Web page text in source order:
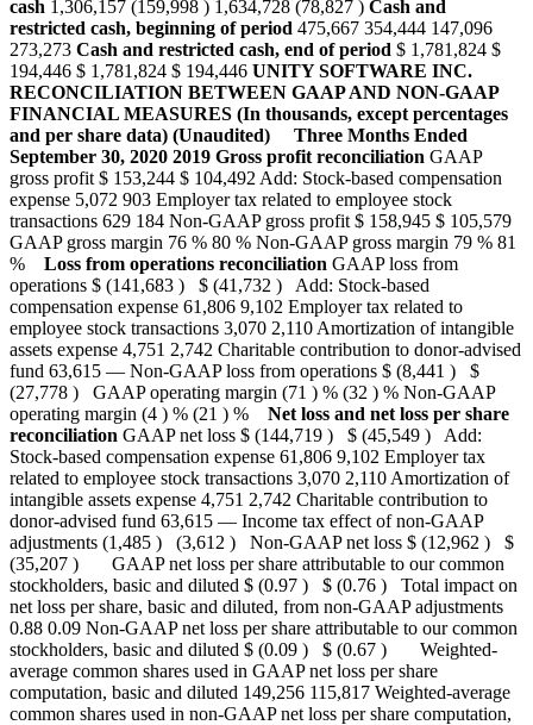
cash 1,306,157 (159,998 ) 1,634,728 (78,827 ) Cash and
restricted cash, beginning of period 475,667 354,444 147,096
273,273 Cash and restricted cash, end of period $ 1,781,824 $
194,446 $ 1,781,824 $ 194,446 UNITY SOFTWARE INC.
RECONCILIATION BETWEEN GAAP AND NON-GAAP
FINANCIAL MEASURES (In thousands, except percentages
and per share data) (Unaudited)
Three Months Ended
September 30, 2020 2019 Gross profit reconciliation GAAP
gross profit $ 153,244 $ 104,492 Add: Stock-based compensation
expense 5,072 903 Employer tax related to employee stock
transactions 629 184 Non-GAAP gross profit $ 158,945 $ 105,579
GAAP gross margin 76 % 80 % Non-GAAP gross margin 79 % 81
% Loss from operations reconciliation GAAP loss from
operations $ (141,683 ) $ (41,732 ) Add: Stock-based
compensation expense 61,806 9,102 Employer tax related to
employee stock transactions 3,070 2,110 Amortization of intangible
assets expense 4,751 2,742 Charitable contribution to donor-advised
fund 63,615 — Non-GAAP loss from operations $ (8,441 ) $
(27,778 ) GAAP operating margin (71 ) % (32 ) % Non-GAAP
operating margin (4 ) % (21 ) % Net loss and net loss per share
reconciliation GAAP net loss $ (144,719 ) $ (45,549 ) Add:
Stock-based compensation expense 61,806 9,102 Employer tax
related to employee stock transactions 3,070 2,110 Amortization of
intangible assets expense 4,751 2,742 Charitable contribution to
donor-advised fund 63,615 — Income tax effect of non-GAAP
adjustments (1,485 ) (3,612 ) Non-GAAP net loss $ (12,962 ) $
(35,207 ) GAAP net loss per share attributable to our common
stockholders, basic and diluted $ (0.97 ) $ (0.76 ) Total impact on
net loss per share, basic and diluted, from non-GAAP adjustments
0.88 0.09 Non-GAAP net loss per share attributable to our common
stockholders, basic and diluted $ (0.09 ) $ (0.67 ) Weighted-
average common shares used in GAAP net loss per share
computation, basic and diluted 149,256 115,817 Weighted-average
common shares used in non-GAAP net loss per share computation,